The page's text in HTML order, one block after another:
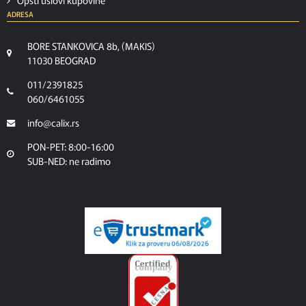
ADRESA
BORE STANKOVICA 8b, (MAKIS)
11030 BEOGRAD
011/2391825
060/6461055
info@calix.rs
PON-PET: 8:00-16:00
SUB-NED: ne radimo